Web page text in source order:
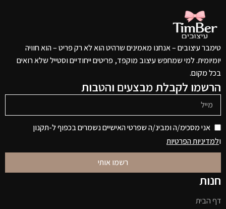
טימבר עיצובים – אנחנו מאמינים שרהיט הוא לא רק פריט – הוא חוויה
יומיומית. למי שמחפש עיצוב מוקפד, פריטים ייחודיים וסטייל שלא רואים
בכל מקום.
הרשמו לקבלת מבצעים והטבות
אני מסכימ/ה ומבינ/ה שפרטי האישיים נשמרים בכפוף ל-תקנון
ולמדיניות הפרטיות
רשמו אותי
חנות
דף הבית